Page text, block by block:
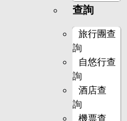
查詢
旅行團查
詢
自悠行查
詢
酒店查
詢
機票查